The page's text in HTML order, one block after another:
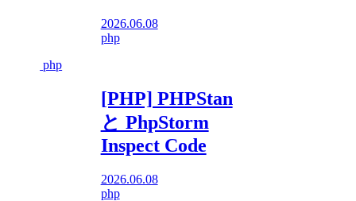
2026.06.08
php
php
[PHP] PHPStan
と PhpStorm
Inspect Code
2026.06.08
php